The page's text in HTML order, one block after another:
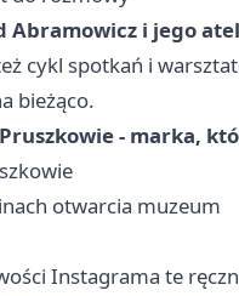
Abramowicz i jego
cykl spotkań i
bieżąco.
- marka,
otwarcia muzeum
Instagrama te